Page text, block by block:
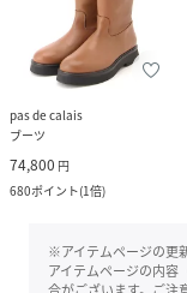
pas de calais
ブーツ
74,800 円
680ポイント(1倍)
※アイテムページの更
アイテムページの内容